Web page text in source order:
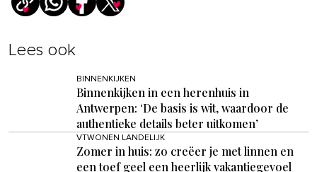
Lees ook
BINNENKIJKEN
Binnenkijken in een herenhuis in
Antwerpen: ‘De basis is wit, waardoor de
authentieke details beter uitkomen’
VTWONEN LANDELIJK
Zomer in huis: zo creëer je met linnen en
een toef geel een heerlijk vakantiegevoel